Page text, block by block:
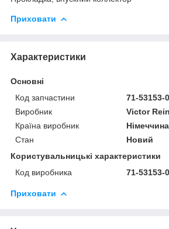
Приховати
Характеристики
Основні
Код запчастини
71-53153-
Виробник
Victor
Країна виробник
Німеччина
Стан
Новий
Користувальницькі характеристики
Код виробника
71-53153-
Приховати